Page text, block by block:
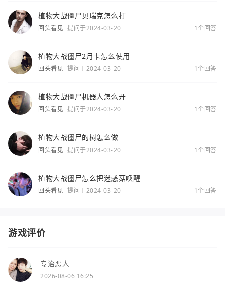
植物大战僵尸贝瑞克怎么打
回头看见 提问于2024-03-20 1个回答
植物大战僵尸2月卡怎么使用
回头看见 提问于2024-03-20 1个回答
植物大战僵尸机器人怎么开
回头看见 提问于2024-03-20 1个回答
植物大战僵尸的树怎么做
回头看见 提问于2024-03-20 1个回答
植物大战僵尸怎么把迷惑菇唤醒
回头看见 提问于2024-03-20 1个回答
游戏评价
专治恶人
2026-08-06 16:25